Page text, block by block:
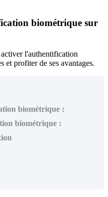
biométrique sur
l'authentification
et profiter de ses avantages.
biométrique :
biométrique :